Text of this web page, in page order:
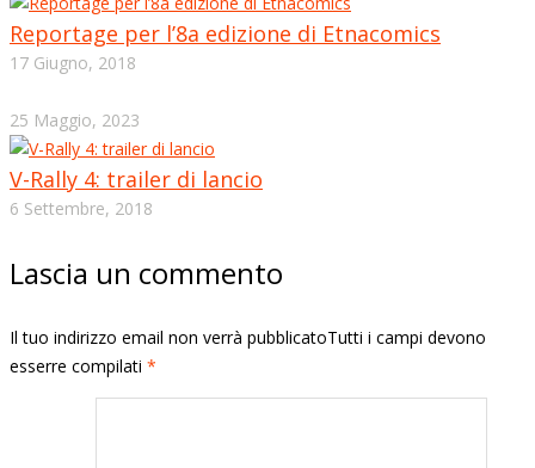
Reportage per l’8a edizione di Etnacomics
17 Giugno, 2018
25 Maggio, 2023
V-Rally 4: trailer di lancio
6 Settembre, 2018
Lascia un commento
Il tuo indirizzo email non verrà pubblicatoTutti i campi devono
esserre compilati *